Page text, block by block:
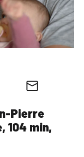
Pierre
104 min,